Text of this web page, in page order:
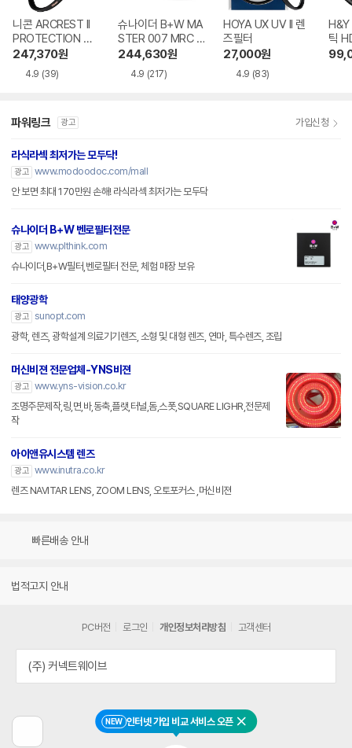
NEW 인터넷 가입 비교 서비스 오픈 닫기
니콘 ARCREST II
PROTECTION 렌
즈필터
247,370원
4.9 (39)
슈나이더 B+W MA
STER 007 MRC N
ano Clear 렌즈필
244,630원
4.9 (217)
HOYA UX UV II 렌
즈필터
27,000원
4.9 (83)
H&Y
틱
렌즈
파워링크 광고 가입신청
라식라섹 최저가는 모두닥!
광고 www.modoodoc.com/mall
안 보면 최대 170만원 손해! 라식라섹 최저가는 모두닥
슈나이더 B+W 벤로필터전문
광고 www.plthink.com
슈나이더,B+W필터,벤로필터 전문, 체험 매장 보유
태양광학
광고 sunopt.com
광학, 렌즈, 광학설계 의료기기렌즈, 소형 및 대형 렌즈, 연마, 특수렌즈, 조립
머신비젼 전문업체-YNS비젼
광고 www.yns-vision.co.kr
조명주문제작,링,면,바,동축,플랫,터널,돔,스폿,SQUARE LIGHR,전문제
작
아이앤유시스템 렌즈
광고 www.inutra.co.kr
렌즈 NAVITAR LENS, ZOOM LENS, 오토포커스 ,머신비젼
빠른배송 안내
법적고지 안내
PC버전 로그인 개인정보처리방침 고객센터
(주) 커넥트웨이브